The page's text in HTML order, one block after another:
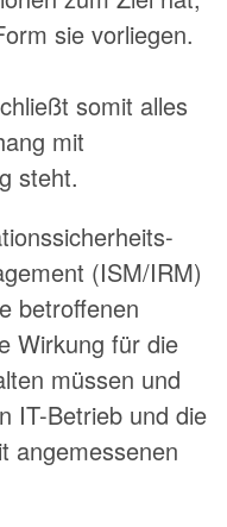
sie vorliegen.
somit alles
mit
steht.
(ISM/IRM)
betroffenen
Wirkung für die
müssen und
IT-Betrieb und die
angemessenen